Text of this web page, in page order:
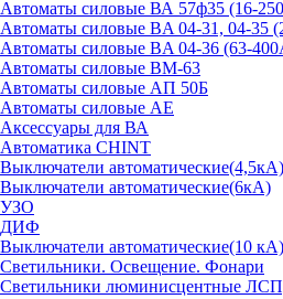
Автоматы силовые ВА 57ф35 (16-
Автоматы силовые BA 04-31, 04-35
Автоматы силовые BA 04-36 (63-
Автоматы силовые ВМ-63
Автоматы силовые АП 50Б
Автоматы силовые АЕ
Аксессуары для ВА
Автоматика CHINT
Выключатели автоматические(4,5кА)
Выключатели автоматические(6кА)
УЗО
ДИФ
Выключатели автоматические(10 кА)
Светильники. Освещение. Фонари
Светильники люминисцентные